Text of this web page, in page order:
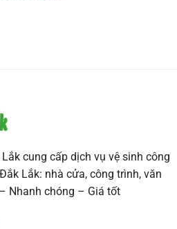
cung cấp dịch vụ vệ sinh công
Lắk: nhà cửa, công trình, văn
Nhanh chóng – Giá tốt